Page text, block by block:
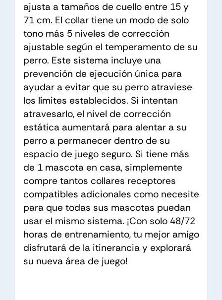
ajusta a tamaños de cuello entre 15 y
71 cm. El collar tiene un modo de solo
tono más 5 niveles de corrección
ajustable según el temperamento de su
perro. Este sistema incluye una
prevención de ejecución única para
ayudar a evitar que su perro atraviese
los límites establecidos. Si intentan
atravesarlo, el nivel de corrección
estática aumentará para alentar a su
perro a permanecer dentro de su
espacio de juego seguro. Si tiene más
de 1 mascota en casa, simplemente
compre tantos collares receptores
compatibles adicionales como necesite
para que todas sus mascotas puedan
usar el mismo sistema. ¡Con solo 48/72
horas de entrenamiento, tu mejor amigo
disfrutará de la itinerancia y explorará
su nueva área de juego!